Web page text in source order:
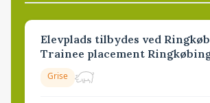
Elevplads tilbydes ved
Trainee placement
Grise